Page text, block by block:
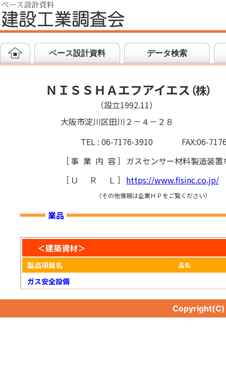
ベース設計資料 データ検索
ＮＩＳＳＨＡエフアイエス（株）
（設立1992.11）
大阪市淀川区田川２－４－２８
TEL : 06-7176-3910
FAX:06-
［事業内容］
ガスセンサー材料製造装
［ ＵＲＬ ］ https://www.fisinc.co.jp/
（その他情報は企業ＨＰをご覧ください）
業品
＜建築資材＞
製品項目名 品名
ガス安全設備